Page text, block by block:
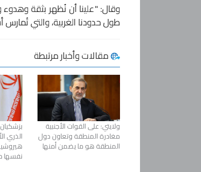
وقال: "علينا أن نُظهر بثقة وهدوء
طول حدودنا الغربية، والتي
مقالات وأخبار مرتبطة
ولايتي: على القوات الأجنبية
مغادرة المنطقة وتعاون دول
المنطقة هو ما يضمن أمنها
الذري
نفسها